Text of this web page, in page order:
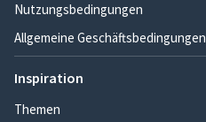
Nutzungsbedingungen
Allgemeine Geschäftsbedingungen
Inspiration
Themen